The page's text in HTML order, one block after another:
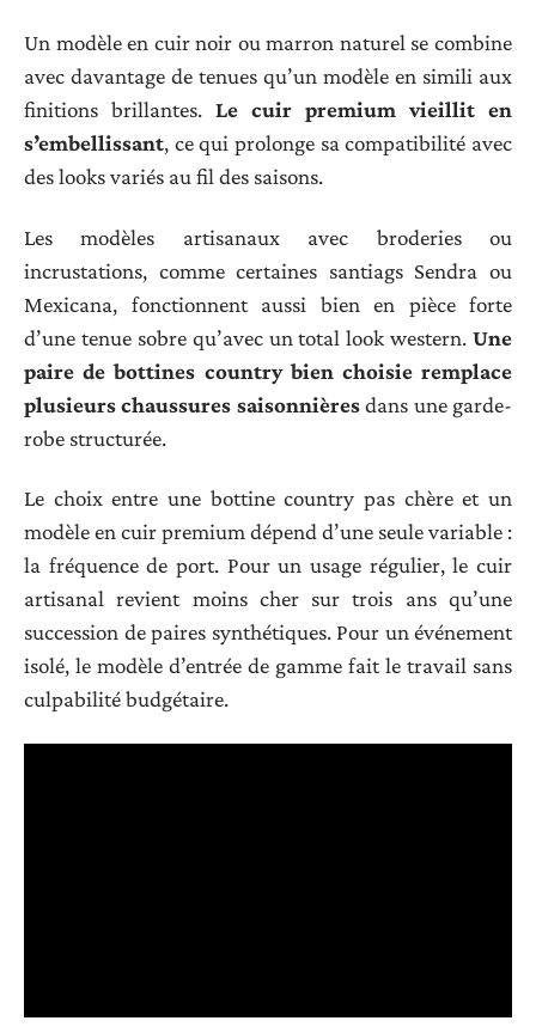
Un modèle en cuir noir ou marron naturel se combine
avec davantage de tenues qu’un modèle en simili aux
finitions brillantes. Le cuir premium vieillit en
s’embellissant, ce qui prolonge sa compatibilité avec
des looks variés au fil des saisons.
Les modèles artisanaux avec broderies ou
incrustations, comme certaines santiags Sendra ou
Mexicana, fonctionnent aussi bien en pièce forte
d’une tenue sobre qu’avec un total look western. Une
paire de bottines country bien choisie remplace
plusieurs chaussures saisonnièresdans une garde-
robe structurée.
Le choix entre une bottine country pas chère et un
modèle en cuir premium dépend d’une seule variable :
la fréquence de port. Pour un usage régulier, le cuir
artisanal revient moins cher sur trois ans qu’une
succession de paires synthétiques. Pour un événement
isolé, le modèle d’entrée de gamme fait le travail sans
culpabilité budgétaire.